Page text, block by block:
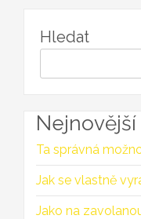
Hledat
Ta správná
Jak se vlastně
Jako na